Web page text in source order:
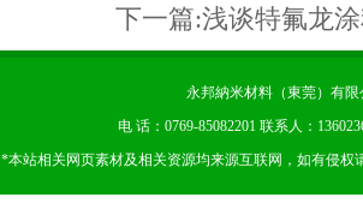
下一篇:浅谈特氟龙
永邦納米材料（東莞）有限
电 话：0769-85082201 联系人：
*本站相关网页素材及相关资源均来源互联网，如有侵